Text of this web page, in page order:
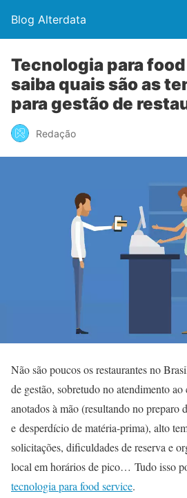
Blog Alterdata
Tecnologia para
saiba quais são as
para gestão de
Redação
Não são poucos os restaurantes no
de gestão, sobretudo no atendimento
anotados à mão (resultando no preparo
e desperdício de matéria-prima), alto
solicitações, dificuldades de reserva e
local em horários de pico… Tudo isso
tecnologia para food service.